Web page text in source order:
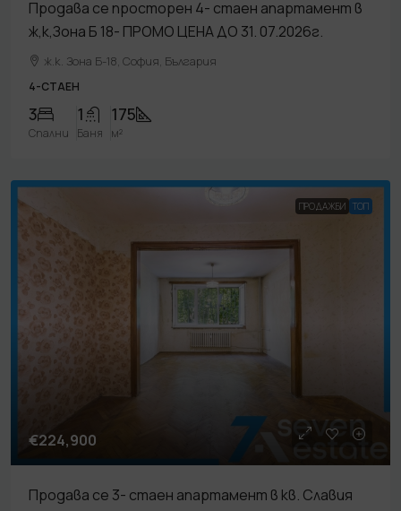
Продава се просторен 4- стаен апартамент в
ж,к,Зона Б 18- ПРОМО ЦЕНА ДО 31. 07.2026г.
ж.к. Зона Б-18, София, България
4-СТАЕН
3
Спални
1
Баня
175
м²
ПРОДАЖБИ TOП
€224,900
Продава се 3- стаен апартамент в кв. Славия